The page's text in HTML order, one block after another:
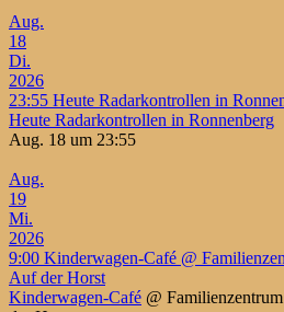
Aug.
18
Di.
2026
23:55 Heute Radarkontrollen in
Heute Radarkontrollen in Ronnenberg
Aug. 18 um 23:55
Aug.
19
Mi.
2026
9:00 Kinderwagen-Café @
Auf der Horst
Kinderwagen-Café @